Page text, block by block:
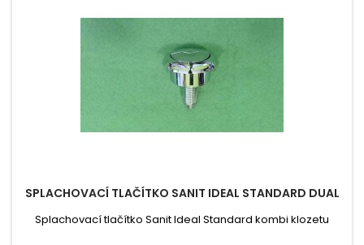
SPLACHOVACÍ TLAČÍTKO SANIT IDEAL STANDARD DUAL
Splachovací tlačítko Sanit Ideal Standard kombi klozetu